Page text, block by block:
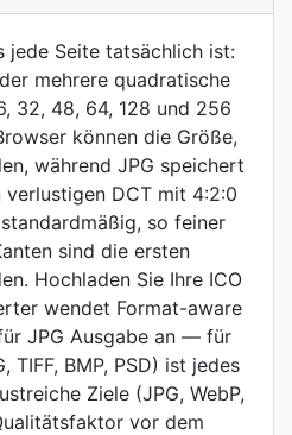
jede Seite tatsächlich ist:
mehrere quadratische
32, 48, 64, 128 und 256
können die Größe,
während JPG speichert
verlustigen DCT mit 4:2:0
so feiner
sind die ersten
Hochladen Sie Ihre ICO
wendet Format-aware
JPG Ausgabe an — für
TIFF, BMP, PSD) ist jedes
Ziele (JPG, WebP,
vor dem